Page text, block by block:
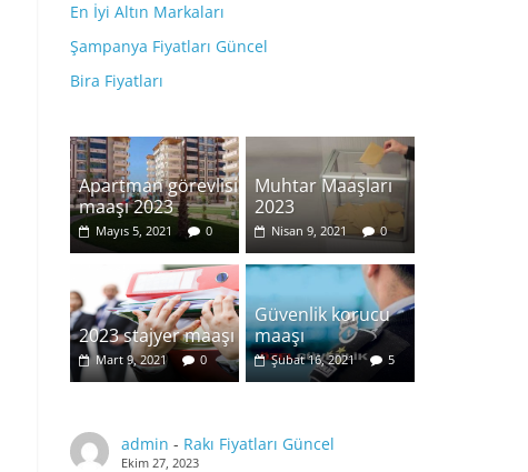
En İyi Altın Markaları
Şampanya Fiyatları Güncel
Bira Fiyatları
Apartman görevlisi
maaşı 2023
Mayıs 5, 2021 0
Muhtar Maaşları
2023
Nisan 9, 2021 0
2023 stajyer maaşı
Mart 9, 2021 0
Güvenlik korucu
maaşı
Şubat 16, 2021 5
admin - Rakı Fiyatları Güncel
Ekim 27, 2023